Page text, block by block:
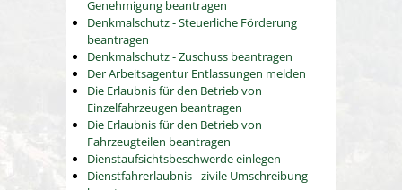
Genehmigung beantragen
Denkmalschutz - Steuerliche Förderung
beantragen
Denkmalschutz - Zuschuss beantragen
Der Arbeitsagentur Entlassungen melden
Die Erlaubnis für den Betrieb von
Einzelfahrzeugen beantragen
Die Erlaubnis für den Betrieb von
Fahrzeugteilen beantragen
Dienstaufsichtsbeschwerde einlegen
Dienstfahrerlaubnis - zivile Umschreibung